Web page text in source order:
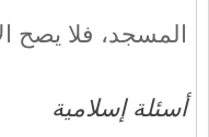
المسجد، فلا يصح
أسئلة إسلامية